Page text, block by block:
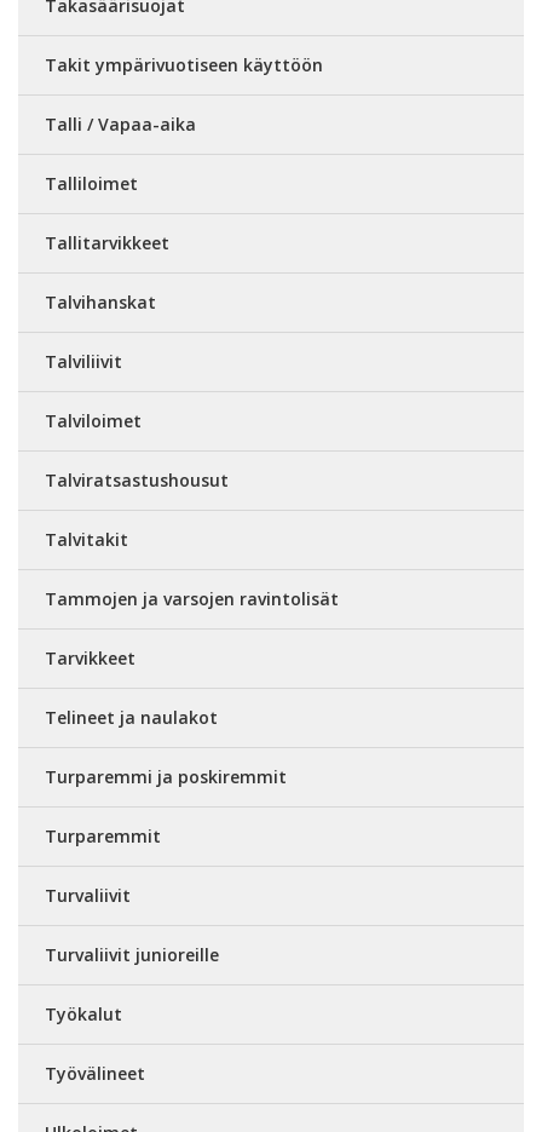
Takasäärisuojat
Takit ympärivuotiseen käyttöön
Talli / Vapaa-aika
Talliloimet
Tallitarvikkeet
Talvihanskat
Talviliivit
Talviloimet
Talviratsastushousut
Talvitakit
Tammojen ja varsojen ravintolisät
Tarvikkeet
Telineet ja naulakot
Turparemmi ja poskiremmit
Turparemmit
Turvaliivit
Turvaliivit junioreille
Työkalut
Työvälineet